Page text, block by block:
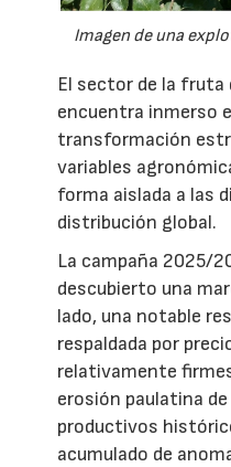
Imagen de una
El sector de la fruta
encuentra inmerso
transformación
variables
forma aislada a las
distribución global.
La campaña 2025/
descubierto una
lado, una notable
respaldada por
relativamente
erosión paulatina
productivos
acumulado de